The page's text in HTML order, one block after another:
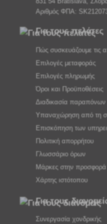
Αριθμός ΦΠΑ:
Για τους πελάτες
Πώς συσκευάζουμε τις
Επιλογές μεταφοράς
Επιλογές πληρωμής
Όροι και Προϋποθέσεις
Διαδικασία παραπόνων
Υπαναχώρηση από τη
Επισκόπηση των
Πολιτική απορρήτου
Γλωσσάριο όρων
Μάρκες στην προσφορά
Χάρτης ιστότοπου
Για τους
Συνεργασία χονδρικής